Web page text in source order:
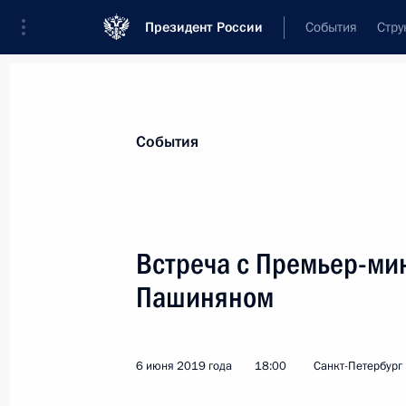
Президент России События
27 ноября 2019 года, 18:00
События
Встреча с Премьер-
Пашиняном
6 июня 2019 года 18:00 Санкт-Петербург